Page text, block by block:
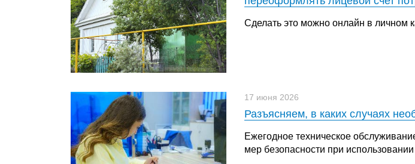
Сделать это можно онлайн в личном
17 июня 2026
Разъясняем, в каких случаях
Ежегодное техническое
мер безопасности при использовании